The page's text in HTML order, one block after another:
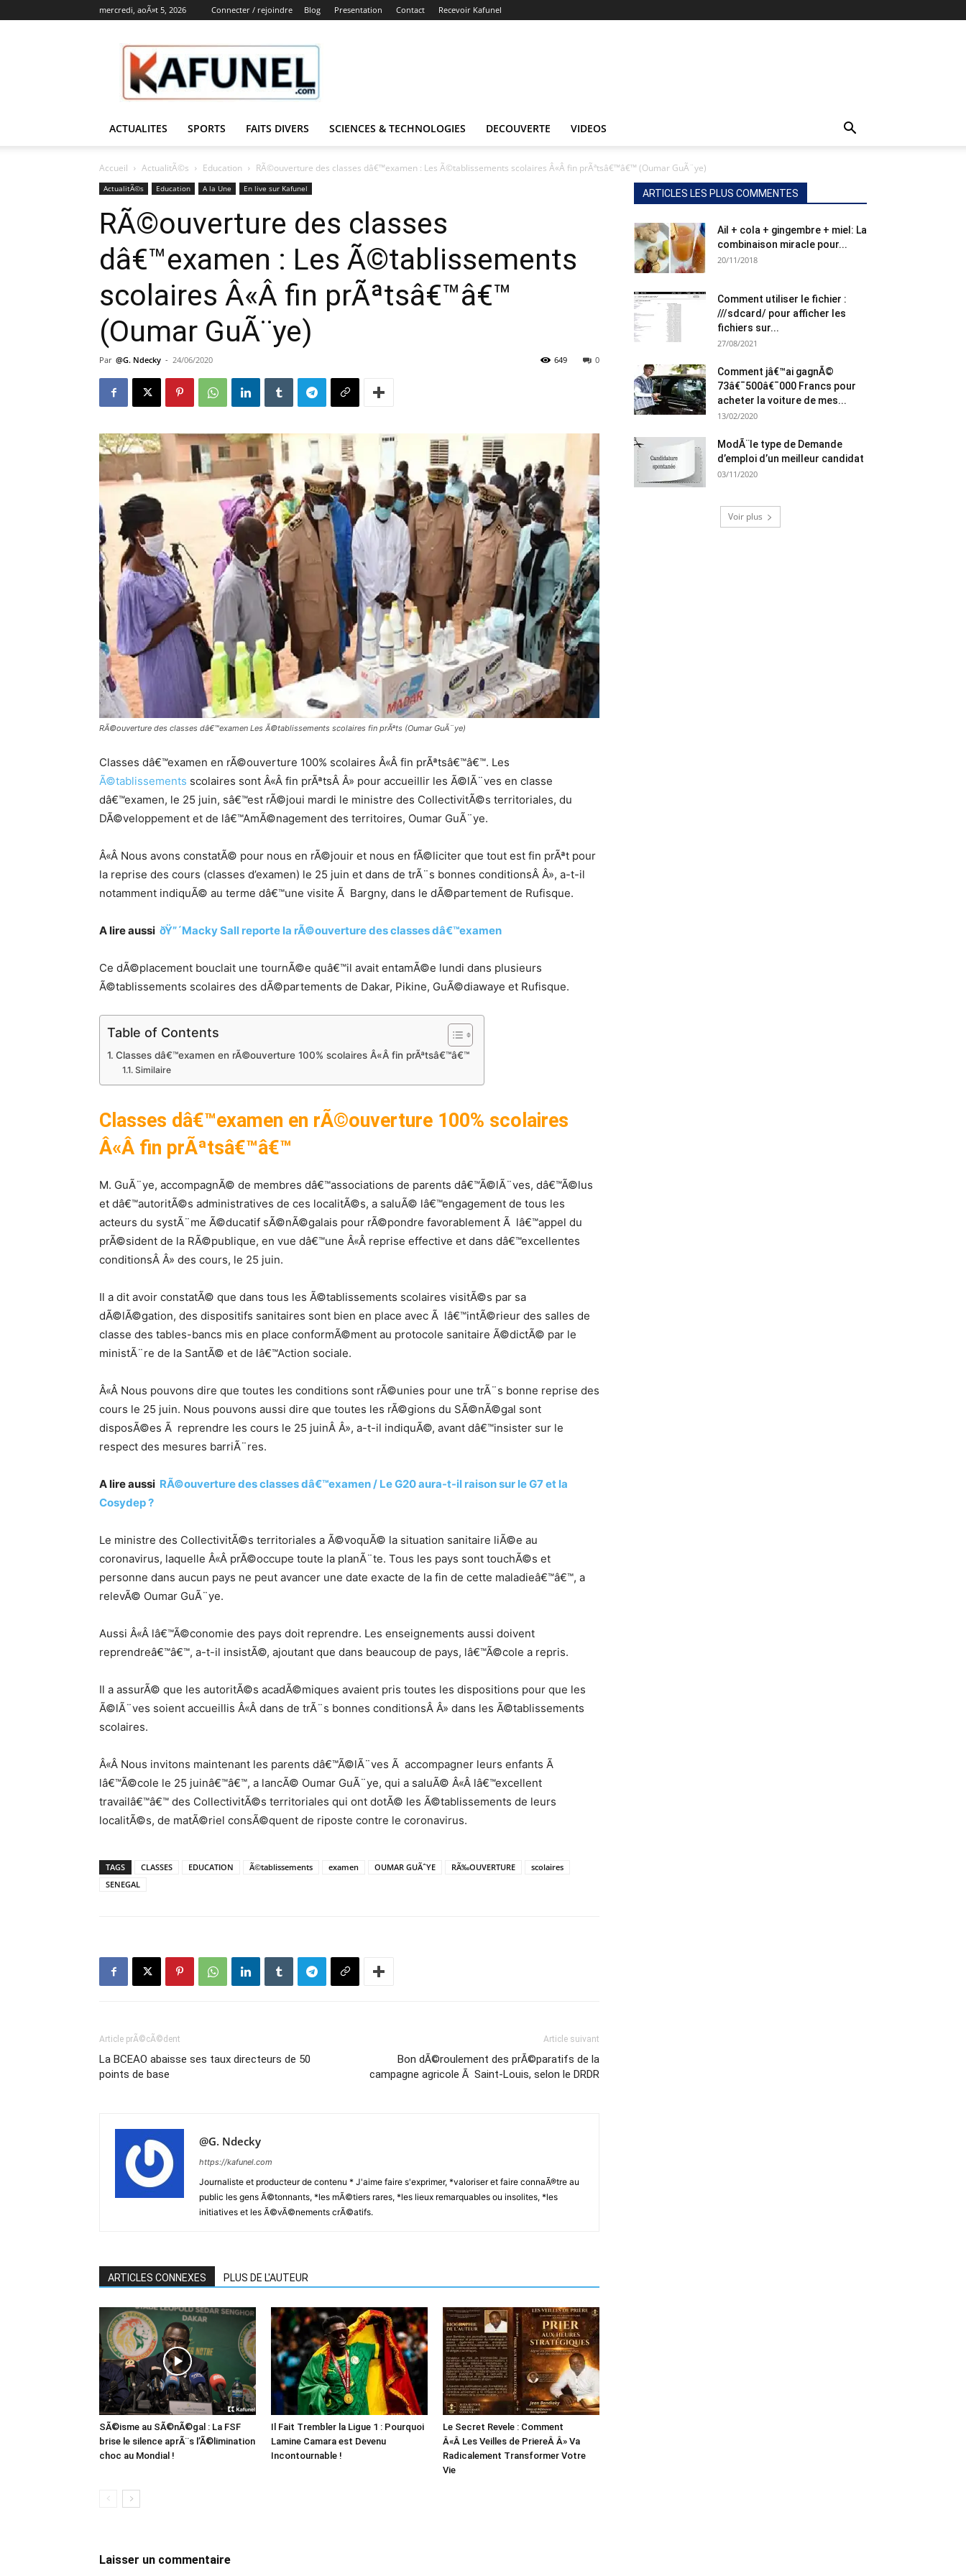
mercredi, aoÃ»t 5, 2026 Connecter / rejoindre Blog Presentation Contact Recevoir Kafunel
Kafunel
ACTUALITES SPORTS FAITS DIVERS SCIENCES & TECHNOLOGIES DECOUVERTE VIDEOS
Accueil ActualitÃ©s Education RÃ©ouverture des classes dâ€™examen : Les Ã©tablissements scolaires Â«Â fin prÃªtsâ€™â€™ (Oumar GuÃ¨ye)
ActualitÃ©s Education A la Une En live sur Kafunel
RÃ©ouverture des classes
dâ€™examen : Les Ã©tablissements
scolaires Â«Â fin prÃªtsâ€™â€™
(Oumar GuÃ¨ye)
Par @G. Ndecky - 24/06/2020 0
649
RÃ©ouverture des classes dâ€™examen Les Ã©tablissements scolaires fin prÃªts (Oumar GuÃ¨ye)
Classes dâ€™examen en rÃ©ouverture 100% scolaires Â«Â fin prÃªtsâ€™â€™. Les
Ã©tablissements scolaires sont Â«Â fin prÃªtsÂ Â» pour accueillir les Ã©lÃ¨ves en classe
dâ€™examen, le 25 juin, sâ€™est rÃ©joui mardi le ministre des CollectivitÃ©s territoriales, du
DÃ©veloppement et de lâ€™AmÃ©nagement des territoires, Oumar GuÃ¨ye.
Â«Â Nous avons constatÃ© pour nous en rÃ©jouir et nous en fÃ©liciter que tout est fin prÃªt pour
la reprise des cours (classes d’examen) le 25 juin et dans de trÃ¨s bonnes conditionsÂ Â», a-t-il
notamment indiquÃ© au terme dâ€™une visite Ã Bargny, dans le dÃ©partement de Rufisque.
A lire aussi ðŸ”´Macky Sall reporte la rÃ©ouverture des classes dâ€™examen
Ce dÃ©placement bouclait une tournÃ©e quâ€™il avait entamÃ©e lundi dans plusieurs
Ã©tablissements scolaires des dÃ©partements de Dakar, Pikine, GuÃ©diawaye et Rufisque.
Table of Contents
Classes dâ€™examen en rÃ©ouverture 100% scolaires Â«Â fin prÃªtsâ€™â€™
Similaire
Classes dâ€™examen en rÃ©ouverture 100% scolaires
Â«Â fin prÃªtsâ€™â€™
M. GuÃ¨ye, accompagnÃ© de membres dâ€™associations de parents dâ€™Ã©lÃ¨ves, dâ€™Ã©lus
et dâ€™autoritÃ©s administratives de ces localitÃ©s, a saluÃ© lâ€™engagement de tous les
acteurs du systÃ¨me Ã©ducatif sÃ©nÃ©galais pour rÃ©pondre favorablement Ã lâ€™appel du
prÃ©sident de la RÃ©publique, en vue dâ€™une Â«Â reprise effective et dans dâ€™excellentes
conditionsÂ Â» des cours, le 25 juin.
Il a dit avoir constatÃ© que dans tous les Ã©tablissements scolaires visitÃ©s par sa
dÃ©lÃ©gation, des dispositifs sanitaires sont bien en place avec Ã lâ€™intÃ©rieur des salles de
classe des tables-bancs mis en place conformÃ©ment au protocole sanitaire Ã©dictÃ© par le
ministÃ¨re de la SantÃ© et de lâ€™Action sociale.
Â«Â Nous pouvons dire que toutes les conditions sont rÃ©unies pour une trÃ¨s bonne reprise des
cours le 25 juin. Nous pouvons aussi dire que toutes les rÃ©gions du SÃ©nÃ©gal sont
disposÃ©es Ã reprendre les cours le 25 juinÂ Â», a-t-il indiquÃ©, avant dâ€™insister sur le
respect des mesures barriÃ¨res.
A lire aussi RÃ©ouverture des classes dâ€™examen / Le G20 aura-t-il raison sur le G7 et la
Cosydep ?
Le ministre des CollectivitÃ©s territoriales a Ã©voquÃ© la situation sanitaire liÃ©e au
coronavirus, laquelle Â«Â prÃ©occupe toute la planÃ¨te. Tous les pays sont touchÃ©s et
personne dans aucun pays ne peut avancer une date exacte de la fin de cette maladieâ€™â€™, a
relevÃ© Oumar GuÃ¨ye.
Aussi Â«Â lâ€™Ã©conomie des pays doit reprendre. Les enseignements aussi doivent
reprendreâ€™â€™, a-t-il insistÃ©, ajoutant que dans beaucoup de pays, lâ€™Ã©cole a repris.
Il a assurÃ© que les autoritÃ©s acadÃ©miques avaient pris toutes les dispositions pour que les
Ã©lÃ¨ves soient accueillis Â«Â dans de trÃ¨s bonnes conditionsÂ Â» dans les Ã©tablissements
scolaires.
Â«Â Nous invitons maintenant les parents dâ€™Ã©lÃ¨ves Ã accompagner leurs enfants Ã
lâ€™Ã©cole le 25 juinâ€™â€™, a lancÃ© Oumar GuÃ¨ye, qui a saluÃ© Â«Â lâ€™excellent
travailâ€™â€™ des CollectivitÃ©s territoriales qui ont dotÃ© les Ã©tablissements de leurs
localitÃ©s, de matÃ©riel consÃ©quent de riposte contre le coronavirus.
TAGS CLASSES EDUCATION Ã©tablissements examen OUMAR GUÃˆYE RÃ‰OUVERTURE
scolaires
SENEGAL
Article prÃ©cÃ©dent
La BCEAO abaisse ses taux directeurs de 50
points de base
Article suivant
Bon dÃ©roulement des prÃ©paratifs de la
campagne agricole Ã Saint-Louis, selon le DRDR
@G. Ndecky
https://kafunel.com
Journaliste et producteur de contenu * J'aime faire s'exprimer, *valoriser et faire connaÃ®tre au
public les gens Ã©tonnants, *les mÃ©tiers rares, *les lieux remarquables ou insolites, *les
initiatives et les Ã©vÃ©nements crÃ©atifs.
ARTICLES CONNEXES PLUS DE L'AUTEUR
SÃ©isme au SÃ©nÃ©gal : La FSF
brise le silence aprÃ¨s l’Ã©limination
choc au Mondial !
Il Fait Trembler la Ligue 1 : Pourquoi
Lamine Camara est Devenu
Incontournable !
Le Secret Revele : Comment
Â«Â Les Veilles de PriereÂ Â» Va
Radicalement Transformer Votre
Vie
Laisser un commentaire
ARTICLES LES PLUS COMMENTES
Ail + cola + gingembre + miel: La
combinaison miracle pour...
20/11/2018
Comment utiliser le fichier :
///sdcard/ pour afficher les
fichiers sur...
27/08/2021
Comment jâ€™ai gagnÃ©
73â€¯500â€¯000 Francs pour
acheter la voiture de mes...
13/02/2020
ModÃ¨le type de Demande
d’emploi d’un meilleur candidat
03/11/2020
Voir plus